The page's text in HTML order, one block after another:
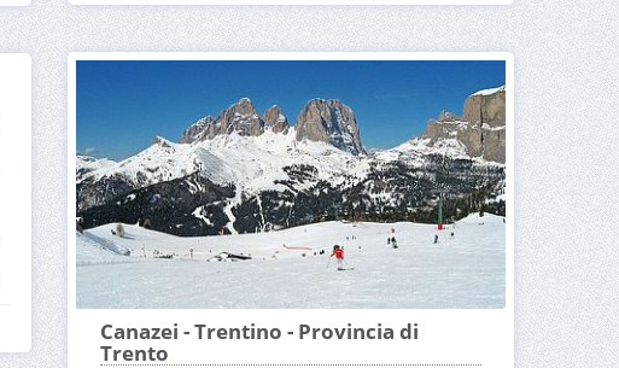
Canazei - Trentino - Provincia di
Trento